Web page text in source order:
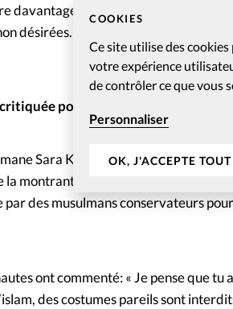
COOKIES
Ce site utilise des
votre expérience
de contrôler ce que vous
Personnaliser
OK, J'ACCEPTE TOUT
davantage en matière de
désirées. Elle a également
pour ses photos en bikini
Sara Khan a été victime de
la montrant en bikini. Ce ne serait
des musulmans conservateurs
ont commenté: « Je pense que tu
des costumes pareils sont